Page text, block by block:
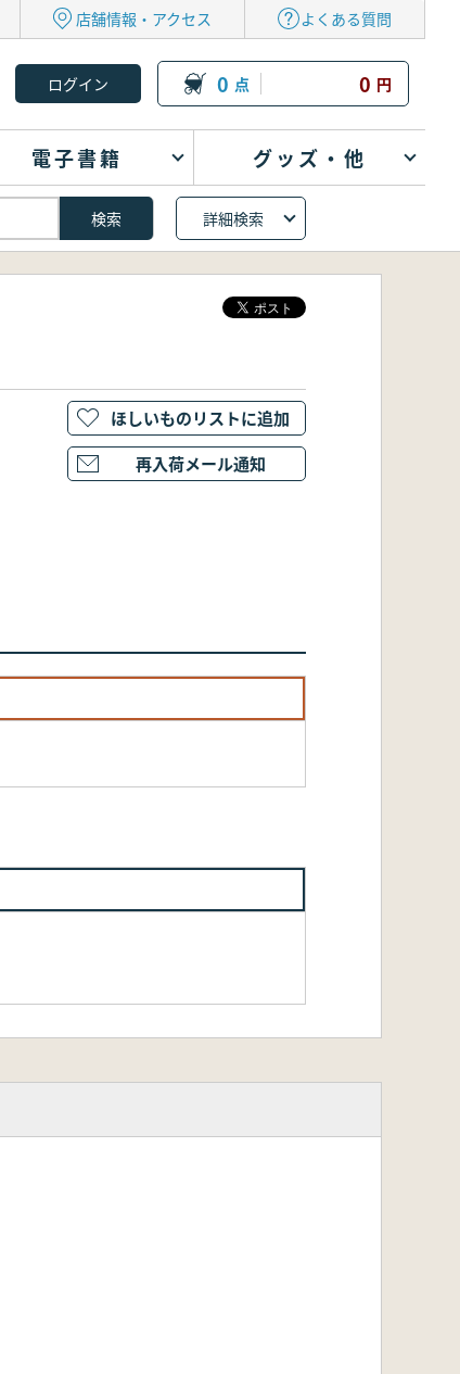
店舗情報・アクセス よくある質問
0 点 0 円
電子書籍 グッズ・他
詳細検索
ほしいものリストに追加
再入荷メール通知